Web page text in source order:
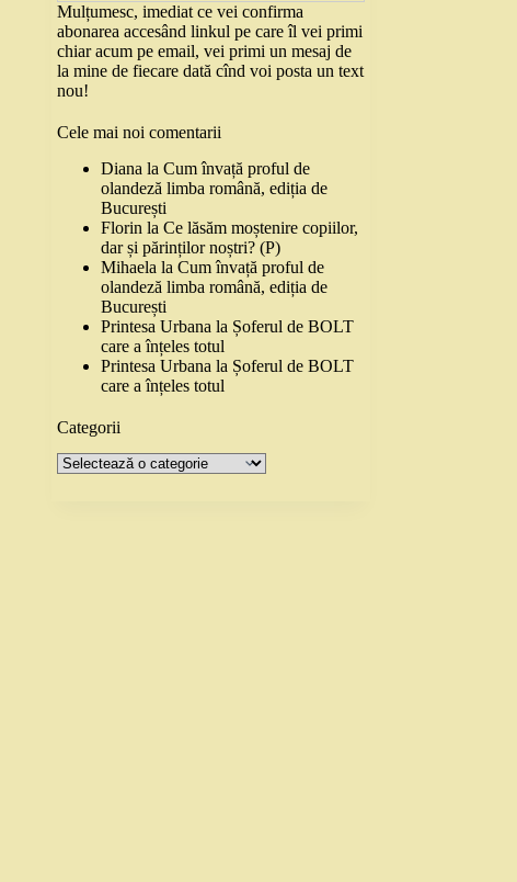
Mulțumesc, imediat ce vei confirma
abonarea accesând linkul pe care îl vei primi
chiar acum pe email, vei primi un mesaj de
la mine de fiecare dată cînd voi posta un text
nou!
Cele mai noi comentarii
Diana laCum învață proful de
olandeză limba română, ediția de
București
Florin laCe lăsăm moștenire copiilor,
dar și părinților noștri? (P)
Mihaela laCum învață proful de
olandeză limba română, ediția de
București
Printesa Urbana la Șoferul de BOLT
care a înțeles totul
Printesa Urbana la Șoferul de BOLT
care a înțeles totul
Categorii
Categorii